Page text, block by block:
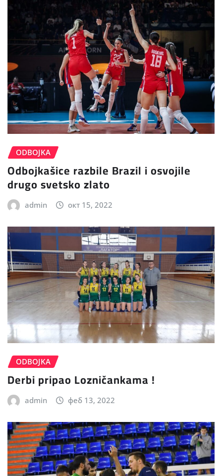
ODBOJKA
Odbojkašice razbile Brazil i osvojile
drugo svetsko zlato
admin окт 15, 2022
ODBOJKA
Derbi pripao Lozničankama !
admin феб 13, 2022